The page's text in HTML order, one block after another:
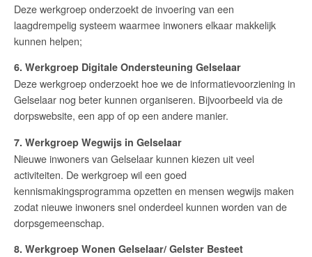
Deze werkgroep onderzoekt de invoering van een
laagdrempelig systeem waarmee inwoners elkaar makkelijk
kunnen helpen;
6. Werkgroep Digitale Ondersteuning Gelselaar
Deze werkgroep onderzoekt hoe we de informatievoorziening in
Gelselaar nog beter kunnen organiseren. Bijvoorbeeld via de
dorpswebsite, een app of op een andere manier.
7. Werkgroep Wegwijs in Gelselaar
Nieuwe inwoners van Gelselaar kunnen kiezen uit veel
activiteiten. De werkgroep wil een goed
kennismakingsprogramma opzetten en mensen wegwijs maken
zodat nieuwe inwoners snel onderdeel kunnen worden van de
dorpsgemeenschap.
8. Werkgroep Wonen Gelselaar/ Gelster Besteet